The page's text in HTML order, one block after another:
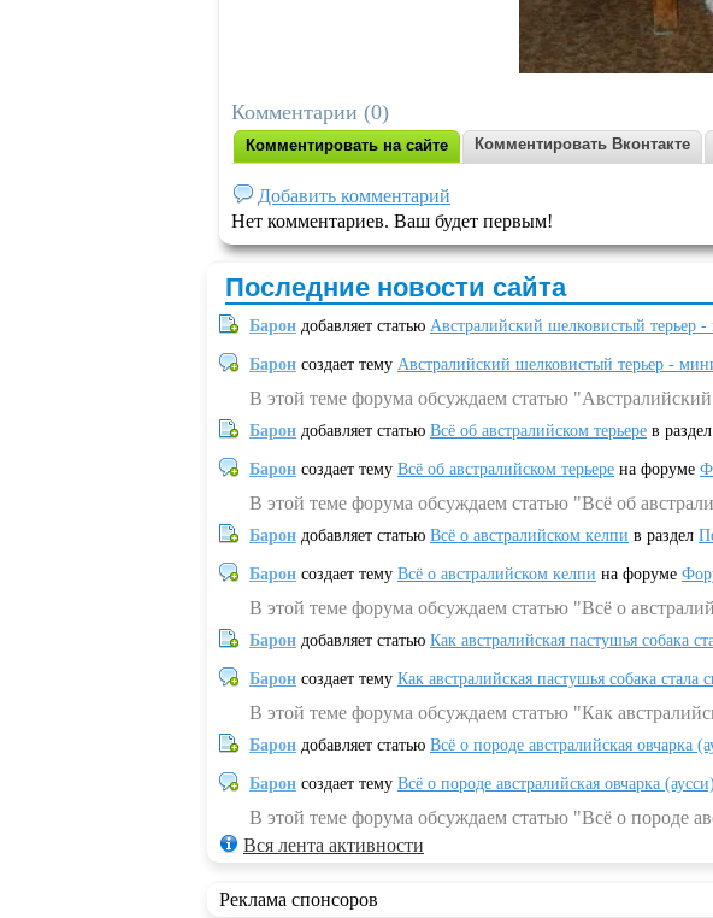
Комментарии (0)
Комментировать на сайте Комментировать Вконтакте
Добавить комментарий
Нет комментариев. Ваш будет первым!
Последние новости сайта
Барон добавляет статью Австралийский шелковистый терьер
Барон создает тему Австралийский шелковистый терьер -
В этой теме форума обсуждаем статью
Барон добавляет статью Всё об австралийском терьере в раздел
Барон создает тему Всё об австралийском терьере на форуме
В этой теме форума обсуждаем статью "Всё об
Барон добавляет статью Всё о австралийском келпи в раздел
Барон создает тему Всё о австралийском келпи на форуме
В этой теме форума обсуждаем статью "Всё о
Барон добавляет статью Как австралийская пастушья собака
Барон создает тему Как австралийская пастушья собака
В этой теме форума обсуждаем статью "Как
Барон добавляет статью Всё о породе австралийская овчарка
Барон создает тему Всё о породе австралийская овчарка (аусси)
В этой теме форума обсуждаем статью "Всё о породе
Вся лента активности
Реклама спонсоров